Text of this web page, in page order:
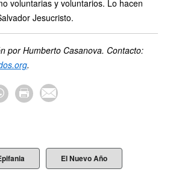
voluntarias y voluntarios. Lo hacen
Jesucristo.
por Humberto Casanova. Contacto:
.
El Nuevo Año